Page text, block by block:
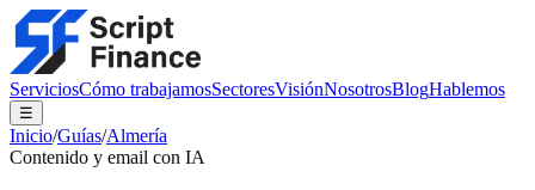
ServiciosCómo trabajamosSectoresVisiónNosotrosBlogHablemos
☰
Inicio/Guías/Almería
Contenido y email con IA